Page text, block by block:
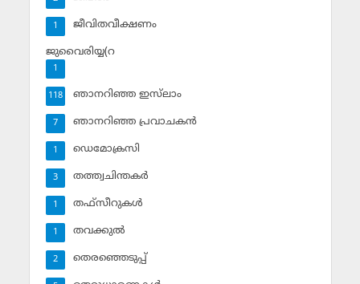
ജീവിതവീക്ഷണം
1
ജുവൈരിയ്യ(റ
1
ഞാനറിഞ്ഞ ഇസ്‌ലാം
118
ഞാനറിഞ്ഞ പ്രവാചകന്‍
7
ഡെമോക്രസി
1
തത്ത്വചിന്തകര്‍
3
തഫ്‌സീറുകള്‍
1
തവക്കുല്‍
1
തെരഞ്ഞെടുപ്പ്
2